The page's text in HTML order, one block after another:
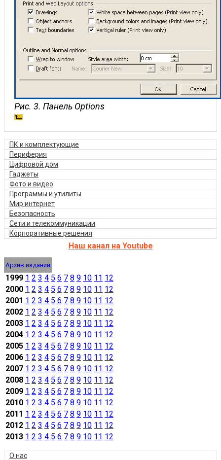
Рис. 3. Панель Options
ПК и комплектующие
Периферия
Цифровой дом
Гаджеты
Фото и видео
Программы и утилиты
Мир интернет
Безопасность
Сети и телекоммуникации
Корпоративные решения
Наш канал на Youtube
Архив изданий
1999 1 2 3 4 5 6 7 8 9 10 11 12
2000 1 2 3 4 5 6 7 8 9 10 11 12
2001 1 2 3 4 5 6 7 8 9 10 11 12
2002 1 2 3 4 5 6 7 8 9 10 11 12
2003 1 2 3 4 5 6 7 8 9 10 11 12
2004 1 2 3 4 5 6 7 8 9 10 11 12
2005 1 2 3 4 5 6 7 8 9 10 11 12
2006 1 2 3 4 5 6 7 8 9 10 11 12
2007 1 2 3 4 5 6 7 8 9 10 11 12
2008 1 2 3 4 5 6 7 8 9 10 11 12
2009 1 2 3 4 5 6 7 8 9 10 11 12
2010 1 2 3 4 5 6 7 8 9 10 11 12
2011 1 2 3 4 5 6 7 8 9 10 11 12
2012 1 2 3 4 5 6 7 8 9 10 11 12
2013 1 2 3 4 5 6 7 8 9 10 11 12
О нас